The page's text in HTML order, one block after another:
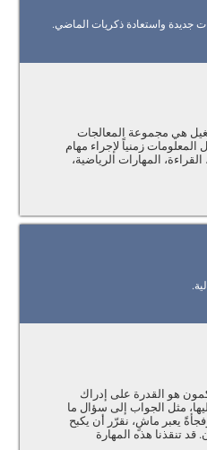
جديدة واستعادة ذكريات الماضي.
هي مجموعة المعالجات
المعلومات زمنياً لإجراء مهام
المهارات الرياضية،
هو القدرة على إدراك
مثل الجواب إلى سؤال ما
وفجأةً يعبر ماشٍ، نقرّر أن يكبح
قد تنقذنا هذه المهارة